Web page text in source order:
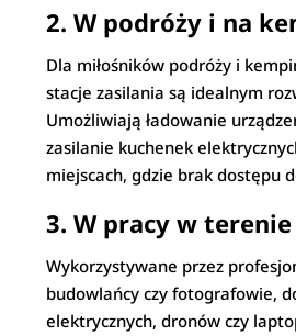
2. W podróży i na
Dla miłośników podróży i
stacje zasilania są idealnym
Umożliwiają ładowanie
zasilanie kuchenek
miejscach, gdzie brak dostępu
3. W pracy w terenie
Wykorzystywane przez
budowlańcy czy fotografowie,
elektrycznych, dronów czy